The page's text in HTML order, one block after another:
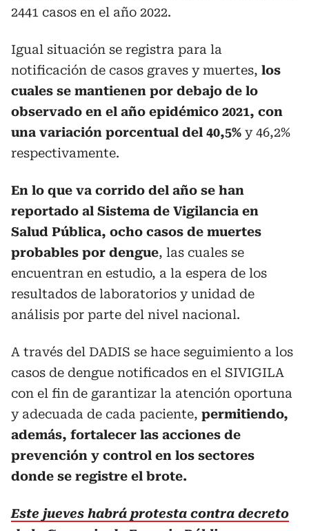
2441 casos en el año 2022.
Igual situación se registra para la
notificación de casos graves y muertes, los
cuales se mantienen por debajo de lo
observado en el año epidémico 2021, con
una variación porcentual del 40,5% y 46,2%
respectivamente.
En lo que va corrido del año se han
reportado al Sistema de Vigilancia en
Salud Pública, ocho casos de muertes
probables por dengue, las cuales se
encuentran en estudio, a la espera de los
resultados de laboratorios y unidad de
análisis por parte del nivel nacional.
A través del DADIS se hace seguimiento a los
casos de dengue notificados en el SIVIGILA
con el fin de garantizar la atención oportuna
y adecuada de cada paciente, permitiendo,
además, fortalecer las acciones de
prevención y control en los sectores
donde se registre el brote.
Este jueves habrá protesta contra decreto